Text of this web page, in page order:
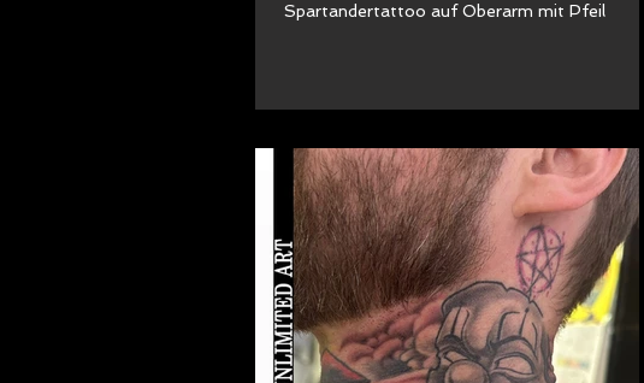
Spartandertattoo auf Oberarm mit Pfeil